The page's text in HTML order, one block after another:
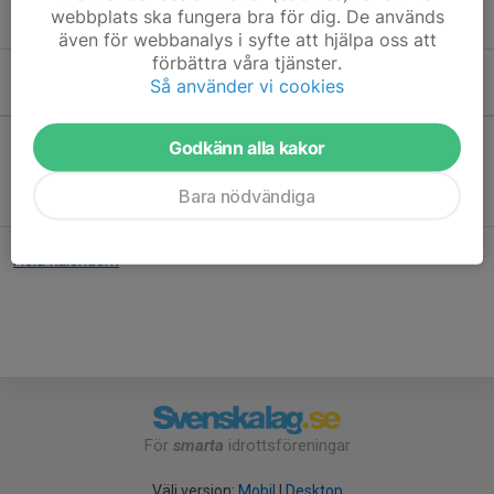
Nivå: öppet för alla nivåer.
Kommande aktiviteter
Inga aktiviteter inbokade
Hela kalendern
För smarta idrottsföreningar
webbplats ska fungera bra för dig. De används
även för webbanalys i syfte att hjälpa oss att
förbättra våra tjänster.
Så använder vi cookies
Godkänn alla kakor
Bara nödvändiga